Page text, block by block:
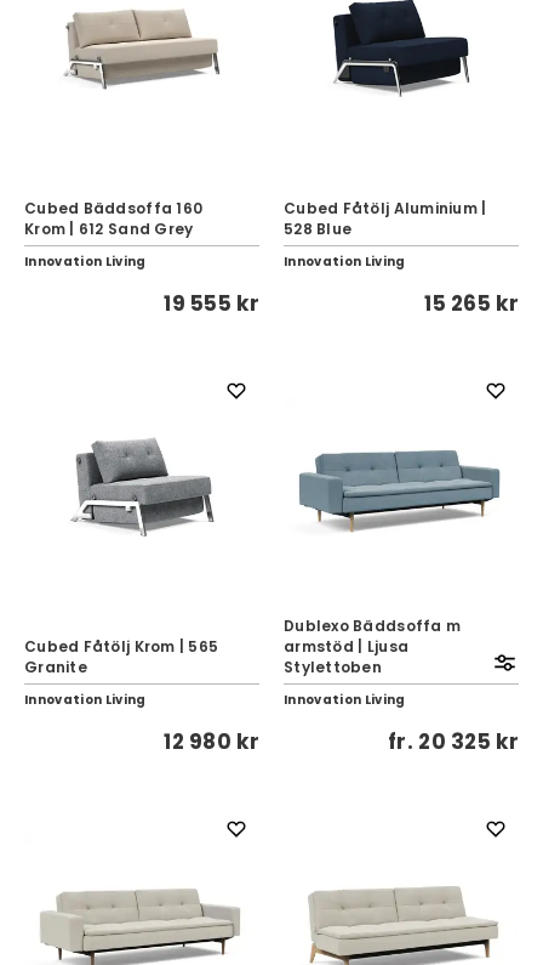
Cubed Bäddsoffa 160
Krom | 612 Sand Grey
Innovation Living
19 555 kr
Cubed Fåtölj Aluminium |
528 Blue
Innovation Living
15 265 kr
Cubed Fåtölj Krom | 565
Granite
Innovation Living
12 980 kr
Dublexo Bäddsoffa m
armstöd | Ljusa
Stylettoben
Innovation Living
fr. 20 325 kr